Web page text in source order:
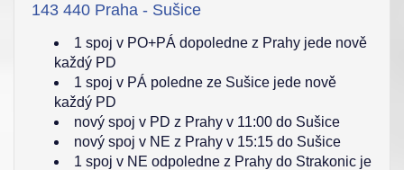
143 440 Praha - Sušice
1 spoj v PO+PÁ dopoledne z Prahy jede nově
každý PD
1 spoj v PÁ poledne ze Sušice jede nově
každý PD
nový spoj v PD z Prahy v 11:00 do Sušice
nový spoj v NE z Prahy v 15:15 do Sušice
1 spoj v NE odpoledne z Prahy do Strakonic je